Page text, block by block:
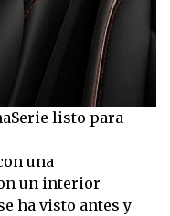
listo para
una
un interior
ha visto antes y